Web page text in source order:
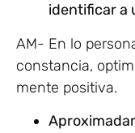
identificar a
AM- En lo
constancia,
mente positiva.